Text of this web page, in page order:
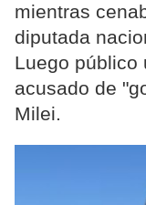
mientras
diputada
Luego público
acusado de
Milei.